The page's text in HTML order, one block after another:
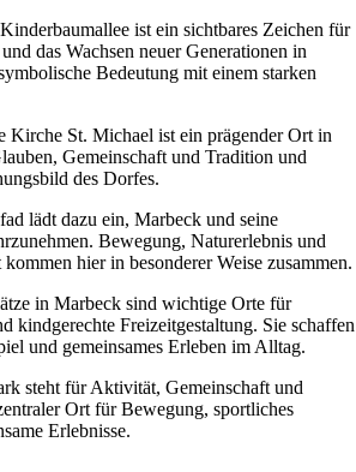
ist ein sichtbares Zeichen für
das Wachsen neuer Generationen in
Bedeutung mit einem starken
Kirche St. Michael ist ein prägender Ort in
Gemeinschaft und Tradition und
des Dorfes.
lädt dazu ein, Marbeck und seine
Bewegung, Naturerlebnis und
hier in besonderer Weise zusammen.
in Marbeck sind wichtige Orte für
kindgerechte Freizeitgestaltung. Sie schaffen
und gemeinsames Erleben im Alltag.
steht für Aktivität, Gemeinschaft und
Ort für Bewegung, sportliches
Erlebnisse.